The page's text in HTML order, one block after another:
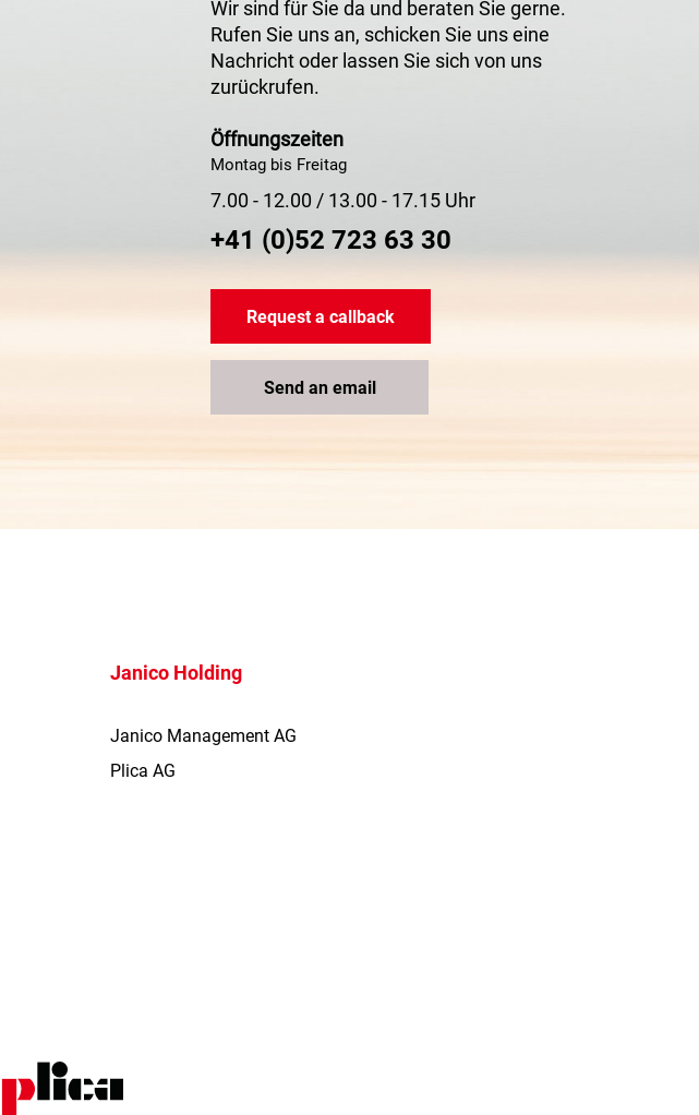
Wir sind für Sie da und beraten Sie gerne.
Rufen Sie uns an, schicken Sie uns eine
Nachricht oder lassen Sie sich von uns
zurückrufen.
Öffnungszeiten
Montag bis Freitag
7.00 - 12.00 / 13.00 - 17.15 Uhr
+41 (0)52 723 63 30
Request a callback
Send an email
Janico Holding
Janico Management AG
Plica AG